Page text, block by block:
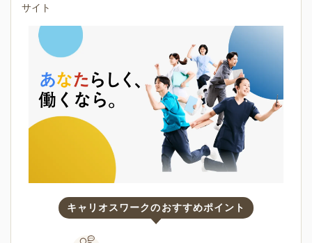
サイト
キャリオスワークのおすすめポイント